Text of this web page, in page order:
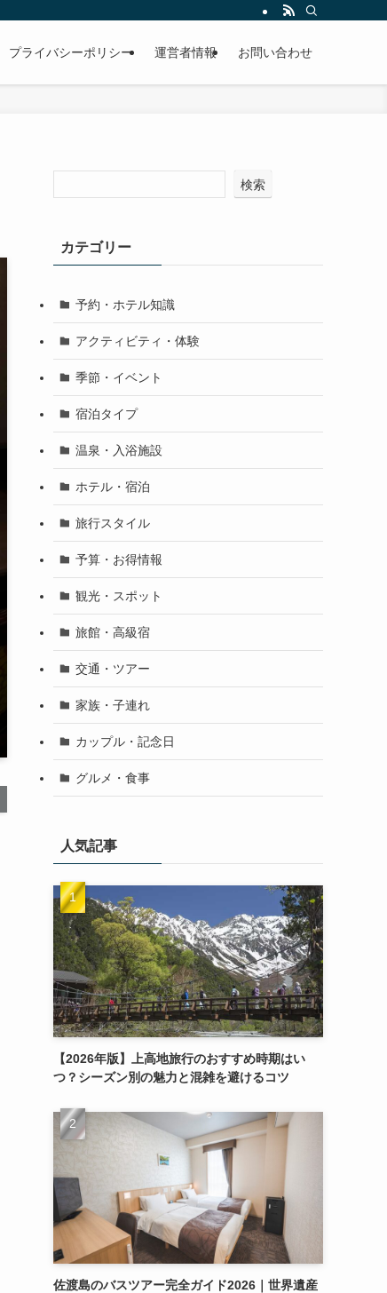
プライバシーポリシー 運営者情報 お問い合わせ
検索
カテゴリー
予約・ホテル知識
アクティビティ・体験
季節・イベント
宿泊タイプ
温泉・入浴施設
ホテル・宿泊
旅行スタイル
予算・お得情報
観光・スポット
旅館・高級宿
交通・ツアー
家族・子連れ
カップル・記念日
グルメ・食事
人気記事
【2026年版】上高地旅行のおすすめ時期はい
つ？シーズン別の魅力と混雑を避けるコツ
佐渡島のバスツアー完全ガイド2026｜世界遺産